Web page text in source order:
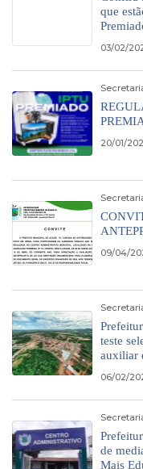
que
03/02/
20/01/
09/04/
teste
auxiliar
06/02/
de
Mais